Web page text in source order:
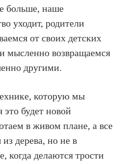
больше, наше
уходит, родители
от своих детских
мысленно возвращаемся
другими.
которую мы
будет новой
в живом плане, а все
дерева, но не в
когда делаются трости